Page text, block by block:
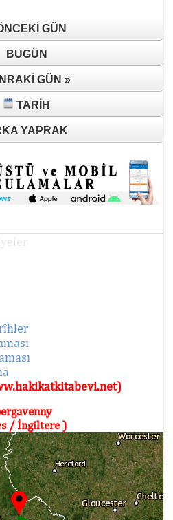
GÜN
BUGÜN
GÜN »
TARIH
YAPRAK
/ İngiltere )